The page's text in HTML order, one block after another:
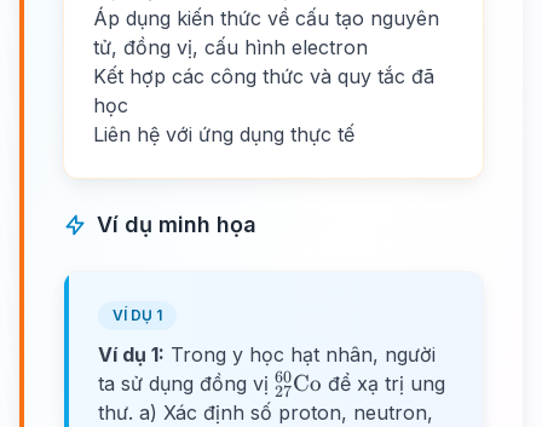
Áp dụng kiến thức về cấu tạo nguyên
tử, đồng vị, cấu hình electron
Kết hợp các công thức và quy tắc đã
học
Liên hệ với ứng dụng thực tế
Ví dụ minh họa
VÍ DỤ 1
Ví dụ 1: Trong y học hạt nhân, người
ta sử dụng đồng vị ^{60}_{27}\text{Co}
27
60Co để xạ trị ung
thư. a) Xác định số proton, neutron,